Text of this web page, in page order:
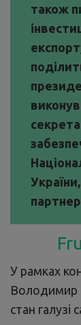
також
У рамках
Володимир
стан галузі